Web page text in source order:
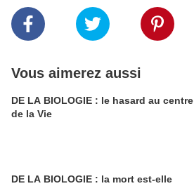
Vous aimerez aussi
DE LA BIOLOGIE : le hasard au centre
de la Vie
DE LA BIOLOGIE : la mort est-elle